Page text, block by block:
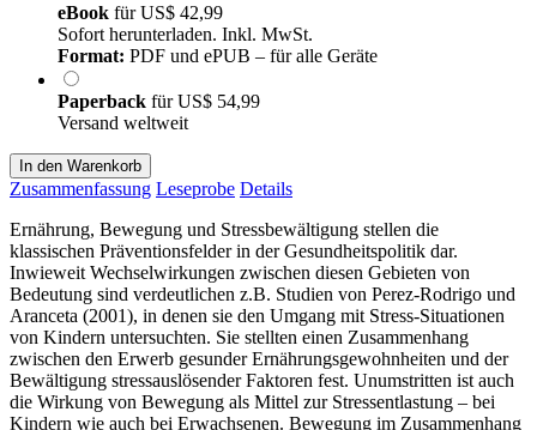
eBook fürUS$ 42,99
Sofort herunterladen. Inkl. MwSt.
Format: PDF und ePUB – für alle Geräte
Paperback fürUS$ 54,99
Versand weltweit
In den Warenkorb
Zusammenfassung Leseprobe Details
Ernährung, Bewegung und Stressbewältigung stellen die
klassischen Präventionsfelder in der Gesundheitspolitik dar.
Inwieweit Wechselwirkungen zwischen diesen Gebieten von
Bedeutung sind verdeutlichen z.B. Studien von Perez-Rodrigo und
Aranceta (2001), in denen sie den Umgang mit Stress-Situationen
von Kindern untersuchten. Sie stellten einen Zusammenhang
zwischen den Erwerb gesunder Ernährungsgewohnheiten und der
Bewältigung stressauslösender Faktoren fest. Unumstritten ist auch
die Wirkung von Bewegung als Mittel zur Stressentlastung – bei
Kindern wie auch bei Erwachsenen. Bewegung im Zusammenhang